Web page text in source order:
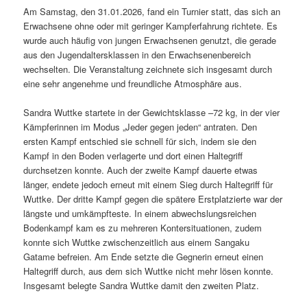
Am Samstag, den 31.01.2026, fand ein Turnier statt, das sich an
Erwachsene ohne oder mit geringer Kampferfahrung richtete. Es
wurde auch häufig von jungen Erwachsenen genutzt, die gerade
aus den Jugendaltersklassen in den Erwachsenenbereich
wechselten. Die Veranstaltung zeichnete sich insgesamt durch
eine sehr angenehme und freundliche Atmosphäre aus.
Sandra Wuttke startete in der Gewichtsklasse –72 kg, in der vier
Kämpferinnen im Modus „Jeder gegen jeden“ antraten. Den
ersten Kampf entschied sie schnell für sich, indem sie den
Kampf in den Boden verlagerte und dort einen Haltegriff
durchsetzen konnte. Auch der zweite Kampf dauerte etwas
länger, endete jedoch erneut mit einem Sieg durch Haltegriff für
Wuttke. Der dritte Kampf gegen die spätere Erstplatzierte war der
längste und umkämpfteste. In einem abwechslungsreichen
Bodenkampf kam es zu mehreren Kontersituationen, zudem
konnte sich Wuttke zwischenzeitlich aus einem Sangaku
Gatame befreien. Am Ende setzte die Gegnerin erneut einen
Haltegriff durch, aus dem sich Wuttke nicht mehr lösen konnte.
Insgesamt belegte Sandra Wuttke damit den zweiten Platz.